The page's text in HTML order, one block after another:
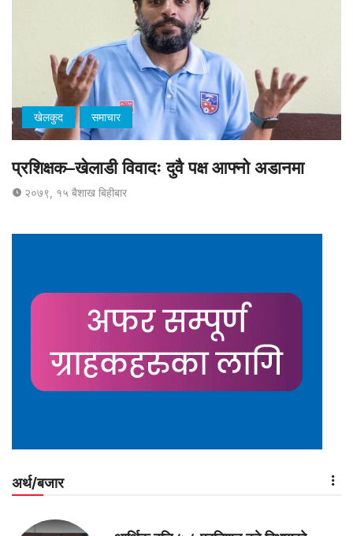
खेलकुद समाचार
प्रशिक्षक–खेलाडी विवादः दुवै पक्ष आफ्नो अडानमा
२०७९, १५ बैशाख बिहीबार
अर्थ/बजार